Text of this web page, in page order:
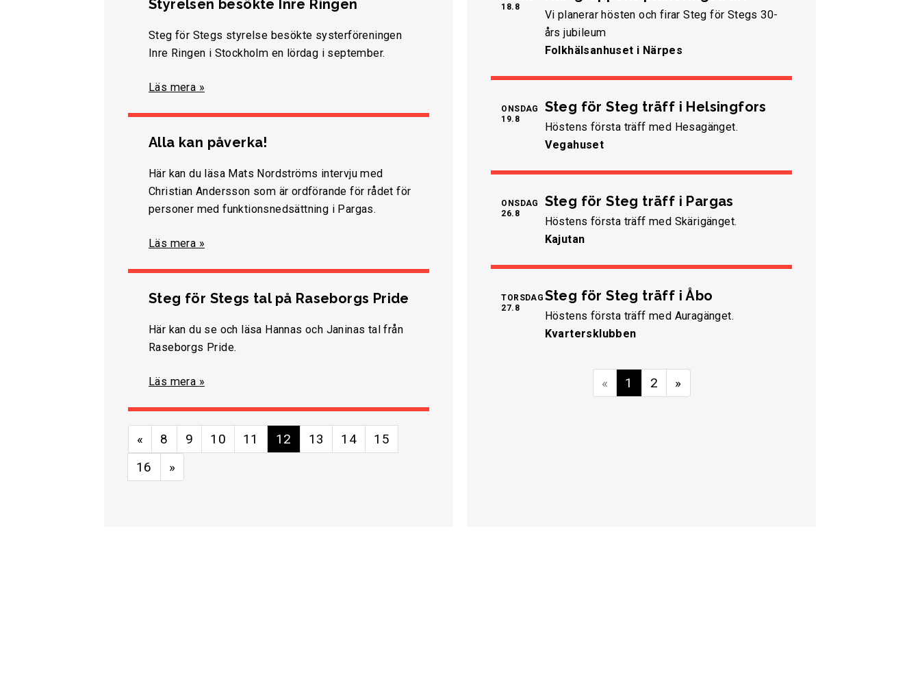
Styrelsen besökte Inre Ringen
Steg för Stegs styrelse besökte systerföreningen
Inre Ringen i Stockholm en lördag i september.
Läs mera »
Alla kan påverka!
Här kan du läsa Mats Nordströms intervju med
Christian Andersson som är ordförande för rådet för
personer med funktionsnedsättning i Pargas.
Läs mera »
Steg för Stegs tal på Raseborgs Pride
Här kan du se och läsa Hannas och Janinas tal från
Raseborgs Pride.
Läs mera »
« 8 9 10 11 12 13 14
15
16
»
18.8
Vi planerar hösten och firar Steg för Stegs 30-
års jubileum
Folkhälsanhuset i Närpes
ONSDAG
19.8
Steg för Steg träff i Helsingfors
Höstens första träff med Hesagänget.
Vegahuset
ONSDAG
26.8
Steg för Steg träff i Pargas
Höstens första träff med Skärigänget.
Kajutan
TORSDAG
27.8
Steg för Steg träff i Åbo
Höstens första träff med Auragänget.
Kvartersklubben
« 1 2 »